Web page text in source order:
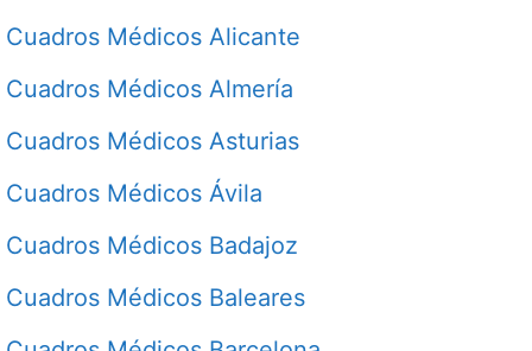
Cuadros Médicos Alicante
Cuadros Médicos Almería
Cuadros Médicos Asturias
Cuadros Médicos Ávila
Cuadros Médicos Badajoz
Cuadros Médicos Baleares